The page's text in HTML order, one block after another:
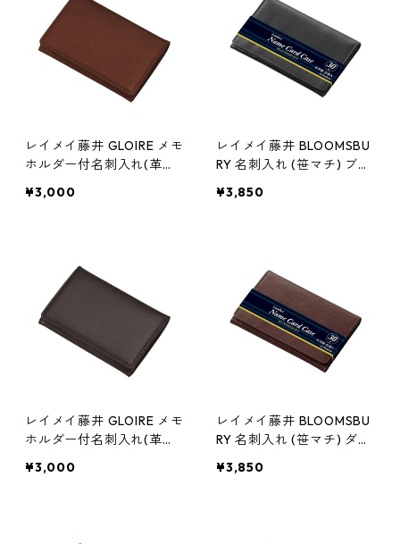
レイメイ藤井 GLOIRE メモ
ホルダー付名刺入れ(革製)
プル
¥3,000
レイメイ藤井 BLOOMSBU
RY 名刺入れ (笹マチ) ブラ
¥3,850
レイメイ藤井 GLOIRE メモ
ホルダー付名刺入れ(革製)
プル
¥3,000
レイメイ藤井 BLOOMSBU
RY 名刺入れ (笹マチ) ダー
¥3,850